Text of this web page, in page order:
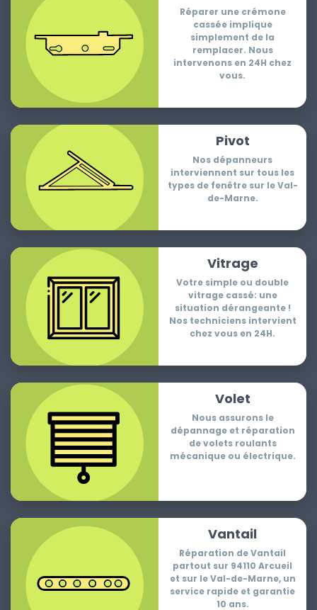
Réparer une crémone
cassée implique
simplement de la
remplacer. Nous
intervenons en 24H chez
vous.
Pivot
Nos dépanneurs
interviennent sur tous les
types de fenêtre sur le Val-
de-Marne.
Vitrage
Votre simple ou double
vitrage cassé: une
situation dérangeante !
Nos techniciens intervient
chez vous en 24H.
Volet
Nous assurons le
dépannage et réparation
de volets roulants
mécanique ou électrique.
Vantail
Réparation de Vantail
partout sur 94110 Arcueil
et sur le Val-de-Marne, un
service rapide et garantie
10 ans.